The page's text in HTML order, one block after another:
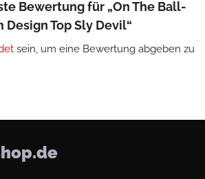
Bewertung für „On The Ball-
Top Sly Devil“
sein, um eine Bewertung abgeben zu